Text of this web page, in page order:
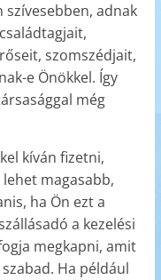
szívesebben, adnak
szomszédjait,
e Önökkel. Így
még
kíván fizetni,
magasabb,
ha Ön ezt a
a kezelési
megkapni, amit
Ha például